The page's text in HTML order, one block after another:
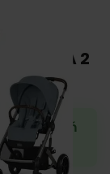
2
dzień